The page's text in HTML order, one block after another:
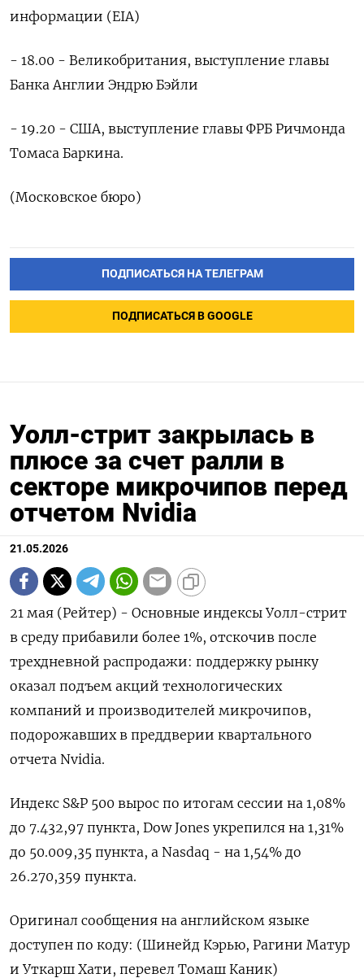
информации (EIA)
- 18.00 - Великобритания, выступление главы
Банка Англии Эндрю ‌Бэйли
- 19.20 - США, выступление главы ФРБ Ричмонда
Томаса Баркина.
(Московское бюро)
ПОДПИСАТЬСЯ НА ТЕЛЕГРАМ
ПОДПИСАТЬСЯ В GOOGLE
Уолл-стрит закрылась в
плюсе за счет ралли в
секторе микрочипов перед
отчетом Nvidia
21.05.2026
21 мая (Рейтер) - Основные индексы Уолл-стрит
в ‌среду прибавили более 1%, отскочив после ​
трехдневной распродажи: поддержку ​рынку ​
оказал подъем ⁠акций ‌технологических
компаний ‌и производителей микрочипов,
подорожавших в ​преддверии квартального
‌отчета Nvidia.
Индекс S&P ​500 вырос ‌по итогам сессии на 1,08%
до 7.432,97 ​пункта, ​Dow ‌Jones укрепился ​на 1,31%
до 50.009,35 пункта, а Nasdaq - на 1,54% до
26.270,359 пункта.
Оригинал сообщения на ​английском ⁠языке
доступен по коду: (Шинейд ‌Кэрью, Рагини ‌Матур
и Уткарш ​Хати, перевел ‌Томаш Каник)